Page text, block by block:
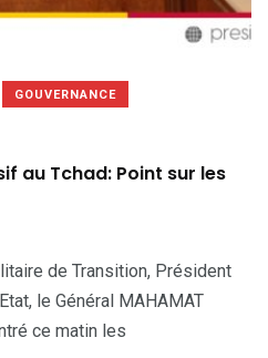
GOUVERNANCE
au Tchad: Point sur les
de Transition, Président
le Général MAHAMAT
ce matin les